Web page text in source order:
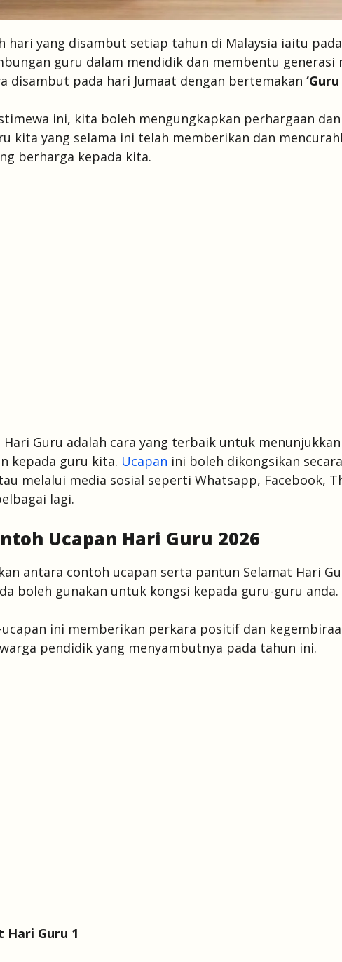
hari yang disambut setiap tahun di Malaysia iaitu
guru dalam mendidik dan membentu generasi
disambut pada hari Jumaat dengan bertemakan
ini, kita boleh mengungkapkan perhargaan
kita yang selama ini telah memberikan dan
berharga kepada kita.
Hari Guru adalah cara yang terbaik untuk
kepada guru kita. Ucapan ini boleh dikongsikan
melalui media sosial seperti Whatsapp, Facebook,
lagi.
Ucapan Hari Guru 2026
antara contoh ucapan serta pantun Selamat Hari
boleh gunakan untuk kongsi kepada guru-guru anda.
ucapan ini memberikan perkara positif dan
pendidik yang menyambutnya pada tahun ini.
Hari Guru 1